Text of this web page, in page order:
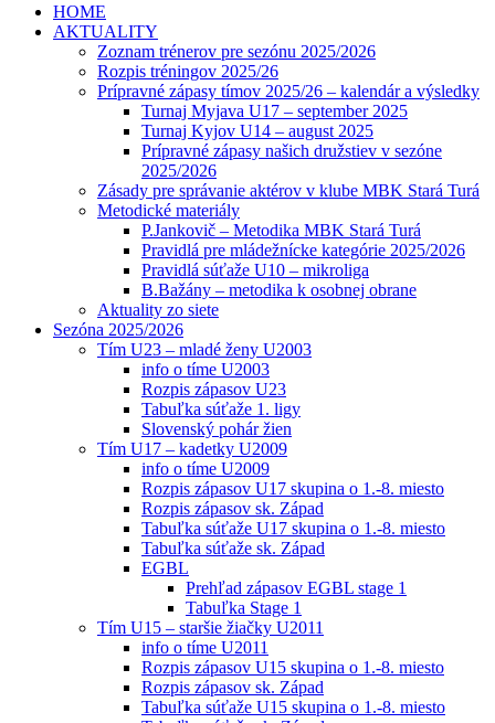
HOME
AKTUALITY
Zoznam trénerov pre sezónu 2025/2026
Rozpis tréningov 2025/26
Prípravné zápasy tímov 2025/26 – kalendár a výsledky
Turnaj Myjava U17 – september 2025
Turnaj Kyjov U14 – august 2025
Prípravné zápasy našich družstiev v sezóne
2025/2026
Zásady pre správanie aktérov v klube MBK Stará Turá
Metodické materiály
P.Jankovič – Metodika MBK Stará Turá
Pravidlá pre mládežnícke kategórie 2025/2026
Pravidlá súťaže U10 – mikroliga
B.Bažány – metodika k osobnej obrane
Aktuality zo siete
Sezóna 2025/2026
Tím U23 – mladé ženy U2003
info o tíme U2003
Rozpis zápasov U23
Tabuľka súťaže 1. ligy
Slovenský pohár žien
Tím U17 – kadetky U2009
info o tíme U2009
Rozpis zápasov U17 skupina o 1.-8. miesto
Rozpis zápasov sk. Západ
Tabuľka súťaže U17 skupina o 1.-8. miesto
Tabuľka súťaže sk. Západ
EGBL
Prehľad zápasov EGBL stage 1
Tabuľka Stage 1
Tím U15 – staršie žiačky U2011
info o tíme U2011
Rozpis zápasov U15 skupina o 1.-8. miesto
Rozpis zápasov sk. Západ
Tabuľka súťaže U15 skupina o 1.-8. miesto